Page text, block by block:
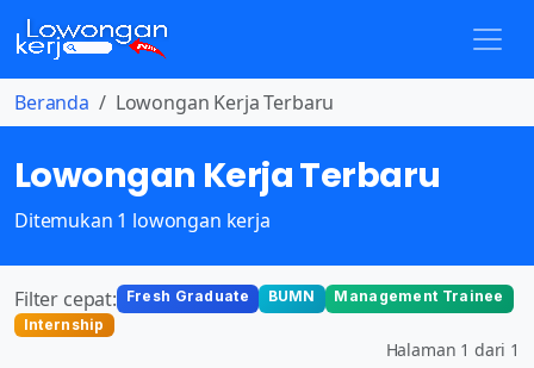
Beranda Lowongan Kerja Terbaru
Lowongan Kerja Terbaru
Ditemukan 1 lowongan kerja
Filter cepat: Fresh Graduate BUMN
Management Trainee
Internship
Halaman 1 dari 1